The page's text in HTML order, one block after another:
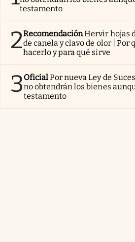
testamento
2RecomendaciónHervir hojas
de canela y clavo de olor | Por
hacerlo y para qué sirve
3OficialPor nueva Ley de
no obtendrán los bienes
testamento